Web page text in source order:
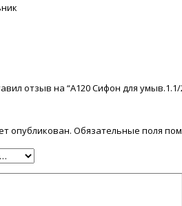
отзыв на “А120 Сифон для
опубликован. Обязательные поля